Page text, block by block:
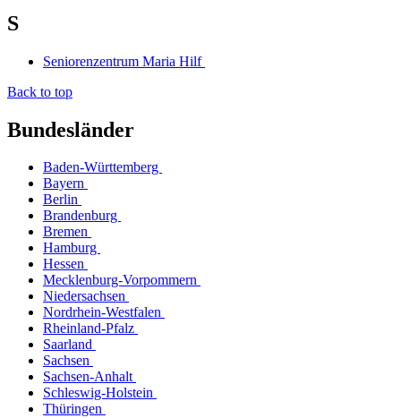
S
Seniorenzentrum Maria Hilf
Back to top
Bundesländer
Baden-Württemberg
Bayern
Berlin
Brandenburg
Bremen
Hamburg
Hessen
Mecklenburg-Vorpommern
Niedersachsen
Nordrhein-Westfalen
Rheinland-Pfalz
Saarland
Sachsen
Sachsen-Anhalt
Schleswig-Holstein
Thüringen